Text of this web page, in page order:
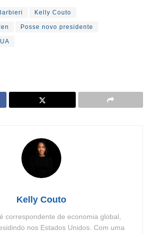
Kelly Couto
Posse novo presidente
Kelly Couto
correspondente de economia global,
nos Estados Unidos. Com uma